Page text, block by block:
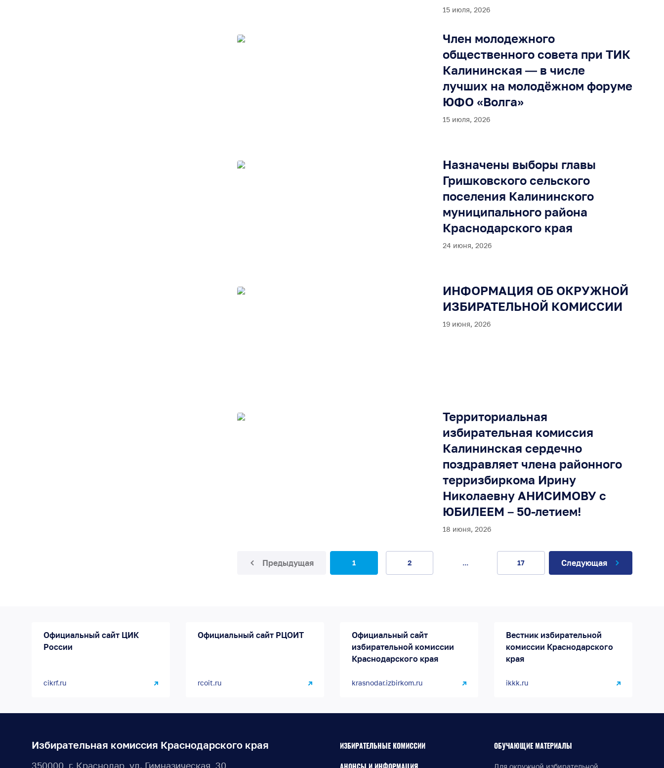
15 июля, 2026
Член молодежного
общественного совета при ТИК
Калининская — в числе
лучших на молодёжном форуме
ЮФО «Волга»
15 июля, 2026
Назначены выборы главы
Гришковского сельского
поселения Калининского
муниципального района
Краснодарского края
24 июня, 2026
ИНФОРМАЦИЯ ОБ ОКРУЖНОЙ
ИЗБИРАТЕЛЬНОЙ КОМИССИИ
19 июня, 2026
Территориальная
избирательная комиссия
Калининская сердечно
поздравляет члена районного
терризбиркома Ирину
Николаевну АНИСИМОВУ с
ЮБИЛЕЕМ – 50-летием!
18 июня, 2026
Предыдущая 1 2 ... 17 Следующая
Официальный сайт ЦИК
России
cikrf.ru
Официальный сайт РЦОИТ
rcoit.ru
Официальный сайт
избирательной комиссии
Краснодарского края
krasnodar.izbirkom.ru
Вестник избирательной
комиссии Краснодарского
края
ikkk.ru
Избирательная комиссия Краснодарского края
350000, г. Краснодар, ул. Гимназическая, 30
ИЗБИРАТЕЛЬНЫЕ КОМИССИИ ОБУЧАЮЩИЕ МАТЕРИАЛЫ